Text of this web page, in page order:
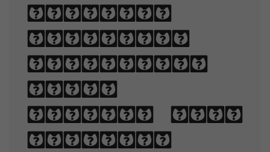
involves
selecting
typefaces,
point
sizes, line
lengths,